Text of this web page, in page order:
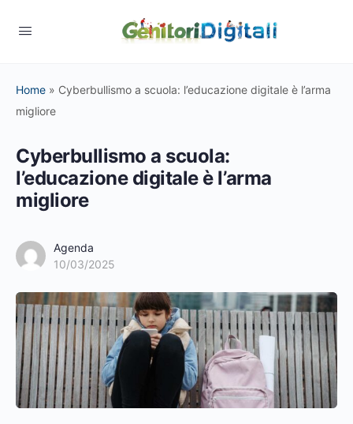
Home » Cyberbullismo a scuola: l’educazione digitale è l’arma
migliore
Cyberbullismo a scuola:
l’educazione digitale è l’arma
migliore
Agenda
10/03/2025